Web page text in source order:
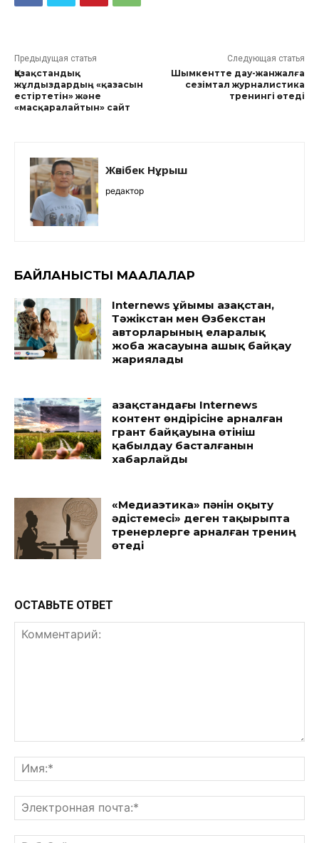
Предыдущая статья
Қазақстандық
жұлдыздардың «қазасын
естіртетін» және
«масқаралайтын» сайт
Следующая статья
Шымкентте дау-жанжалға
сезімтал журналистика
тренингі өтеді
Жәнібек Нұрыш
редактор
БАЙЛАНЫСТЫ МАҚАЛАЛАР
Internews ұйымы Қазақстан,
Тәжікстан мен Өзбекстан
авторларының еларалық
жоба жасауына ашық байқау
жариялады
Қазақстандағы Internews
контент өндірісіне арналған
грант байқауына өтініш
қабылдау басталғанын
хабарлайды
«Медиаэтика» пәнін оқыту
әдістемесі» деген тақырыпта
тренерлерге арналған трениң
өтеді
ОСТАВЬТЕ ОТВЕТ